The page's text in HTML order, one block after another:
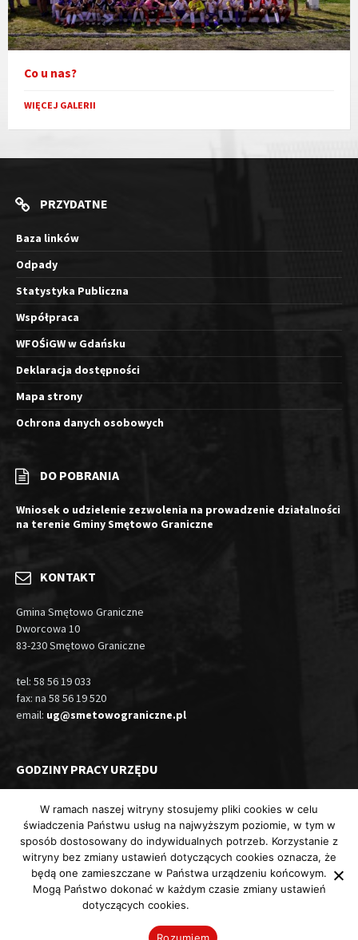
Co u nas?
WIĘCEJ GALERII
PRZYDATNE
Baza linków
Odpady
Statystyka Publiczna
Współpraca
WFOŚiGW w Gdańsku
Deklaracja dostępności
Mapa strony
Ochrona danych osobowych
DO POBRANIA
Wniosek o udzielenie zezwolenia na prowadzenie działalności
na terenie Gminy Smętowo Graniczne
KONTAKT
Gmina Smętowo Graniczne
Dworcowa 10
83-230 Smętowo Graniczne
tel: 58 56 19 033
fax: na 58 56 19 520
email: ug@smetowograniczne.pl
GODZINY PRACY URZĘDU
Pn, Wt, Czw: 7.30-15.30
Śr: 7.30-17:00
Pt: 7.30-14:00
W ramach naszej witryny stosujemy pliki cookies w celu
świadczenia Państwu usług na najwyższym poziomie, w tym w
sposób dostosowany do indywidualnych potrzeb. Korzystanie z
witryny bez zmiany ustawień dotyczących cookies oznacza, że
będą one zamieszczane w Państwa urządzeniu końcowym.
Mogą Państwo dokonać w każdym czasie zmiany ustawień
dotyczących cookies.
Rozumiem